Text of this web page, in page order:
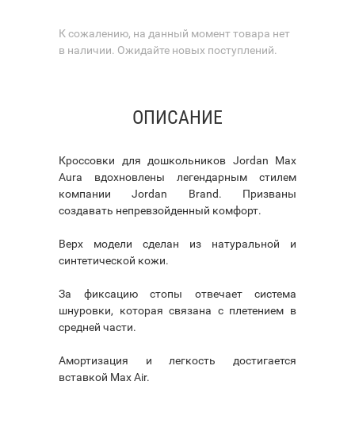
К сожалению, на данный момент товара нет
в наличии. Ожидайте новых поступлений.
ОПИСАНИЕ
Кроссовки для дошкольников Jordan Max
Aura вдохновлены легендарным стилем
компании Jordan Brand. Призваны
создавать непревзойденный комфорт.
Верх модели сделан из натуральной и
синтетической кожи.
За фиксацию стопы отвечает система
шнуровки, которая связана с плетением в
средней части.
Амортизация и легкость достигается
вставкой Max Air.